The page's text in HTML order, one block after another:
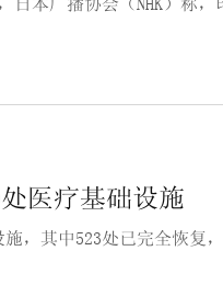
医疗基础设施
，其中523处已完全恢复